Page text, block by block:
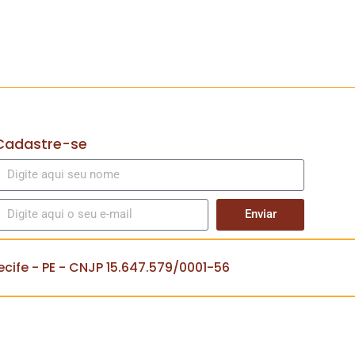
se
Enviar
- PE - CNJP 15.647.579/0001-56